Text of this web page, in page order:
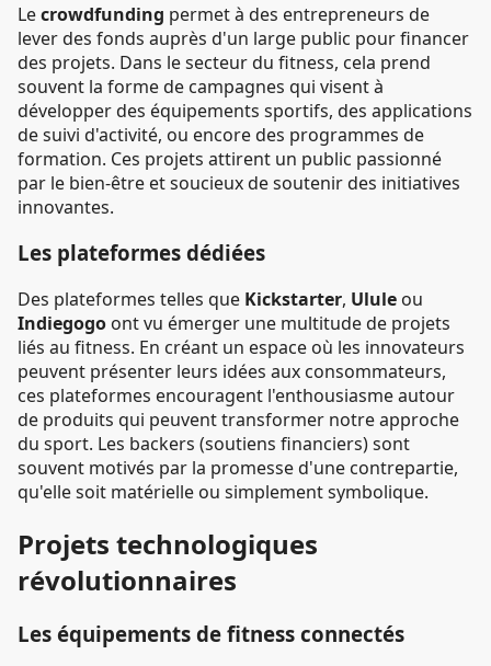
Lecrowdfunding permet à des entrepreneurs de
lever des fonds auprès d'un large public pour financer
des projets. Dans le secteur du fitness, cela prend
souvent la forme de campagnes qui visent à
développer des équipements sportifs, des applications
de suivi d'activité, ou encore des programmes de
formation. Ces projets attirent un public passionné
par le bien-être et soucieux de soutenir des initiatives
innovantes.
Les plateformes dédiées
Des plateformes telles que Kickstarter, Ulule ou
Indiegogo ont vu émerger une multitude de projets
liés au fitness. En créant un espace où les innovateurs
peuvent présenter leurs idées aux consommateurs,
ces plateformes encouragent l'enthousiasme autour
de produits qui peuvent transformer notre approche
du sport. Les backers (soutiens financiers) sont
souvent motivés par la promesse d'une contrepartie,
qu'elle soit matérielle ou simplement symbolique.
Projets technologiques
révolutionnaires
Les équipements de fitness connectés